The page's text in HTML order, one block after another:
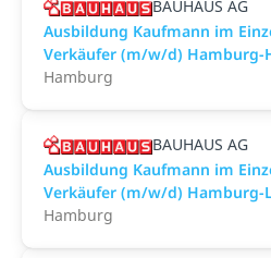
BAUHAUS AG
Ausbildung Kaufmann im
Verkäufer (m/w/d) Hamburg-
Hamburg
BAUHAUS AG
Ausbildung Kaufmann im
Verkäufer (m/w/d) Hamburg-
Hamburg